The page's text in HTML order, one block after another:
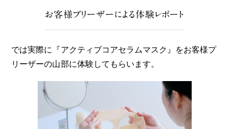
お客様プリーザーによる体験レポート
では実際に『アクティブコアセラムマスク』をお客様プ
リーザーの山部に体験してもらいます。